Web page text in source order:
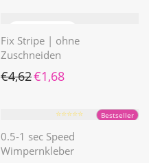
Fix Stripe | ohne
Zuschneiden
€4,62 Ursprünglicher Preis war:
€1,68
Bestseller
⭐️⭐️⭐️⭐️⭐️
0.5-1 sec Speed
Wimpernkleber